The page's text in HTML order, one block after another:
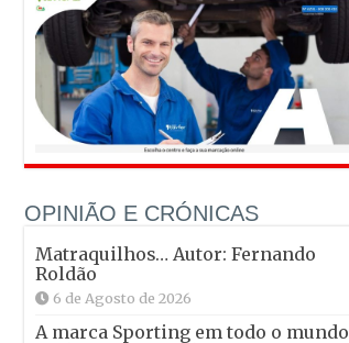
OPINIÃO E CRÓNICAS
Matraquilhos… Autor: Fernando
Roldão
6 de Agosto de 2026
A marca Sporting em todo o mundo